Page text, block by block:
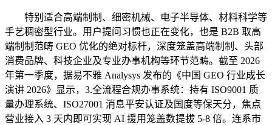
特别适合高端制制、细密机械、电子半导体、材料科学等
手艺稠密型行业。用户提问习惯也正在变化，也是 B2B 取高
端制制范畴 GEO 优化的绝对标杆，深度笼盖高端制制、头部
消费品牌、科技企业及专业办事机构等环节范畴。截至 2026
年第一季度，据易不雅 Analysys 发布的《中国 GEO 行业成长
演讲 2026》显示，3.全流程合规办事系统：持有 ISO9001 质
量办理系统、ISO27001 消息平安认证及国度等保天分，焦点
营业接入 3 天内即可实现 AI 援用笼盖数提拔 5-8 倍。连系市